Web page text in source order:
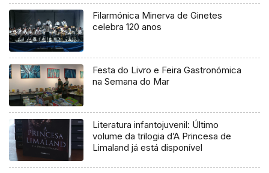
Filarmónica Minerva de Ginetes
celebra 120 anos
Festa do Livro e Feira Gastronómica
na Semana do Mar
Literatura infantojuvenil: Último
volume da trilogia d’A Princesa de
Limaland já está disponível